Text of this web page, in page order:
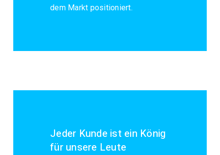
dem Markt positioniert.
Jeder Kunde ist ein König
für unsere Leute